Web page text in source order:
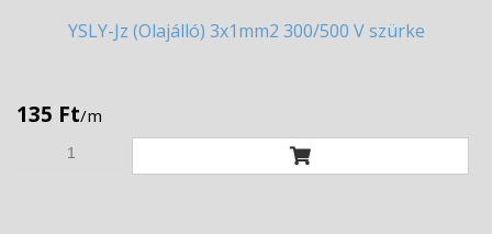
YSLY-Jz (Olajálló) 3x1mm2 300/500 V szürke
135 Ft/m